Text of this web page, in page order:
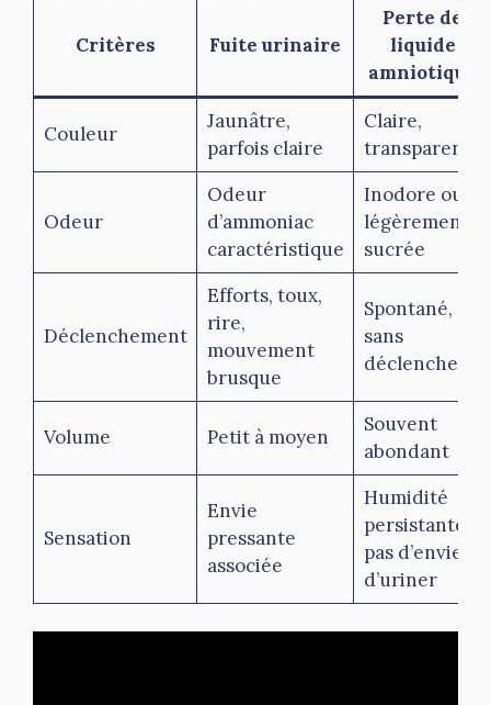
Critères Fuite urinaire
Perte de
liquide
amniotique
Couleur
Jaunâtre,
parfois claire
Claire,
transparente
Odeur
Odeur
d’ammoniac
caractéristique
Inodore ou
légèrement
sucrée
Déclenchement
Efforts, toux,
rire,
mouvement
brusque
Spontané,
sans
déclencheur
Volume Petit à moyen
Souvent
abondant
Sensation
Envie
pressante
associée
Humidité
persistante,
pas d’envie
d’uriner